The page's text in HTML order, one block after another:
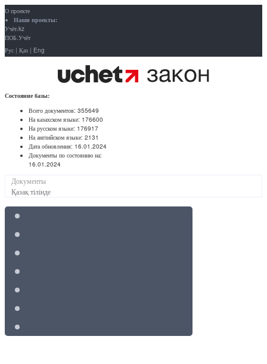
О проекте
Наши проекты:
Учёт.kz
ПОБ.Учёт
Рус | Қаз | Eng
Состояние базы:
Всего документов: 355649
На казахском языке: 176600
На русском языке: 176917
На английском языке: 2131
Дата обновления: 16.01.2024
Документы по состоянию на:
16.01.2024
Документы
Қазақ тілінде